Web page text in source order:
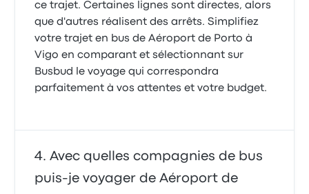
ce trajet. Certaines lignes sont directes, alors
que d'autres réalisent des arrêts. Simplifiez
votre trajet en bus de Aéroport de Porto à
Vigo en comparant et sélectionnant sur
Busbud le voyage qui correspondra
parfaitement à vos attentes et votre budget.
Avec quelles compagnies de bus
puis-je voyager de Aéroport de